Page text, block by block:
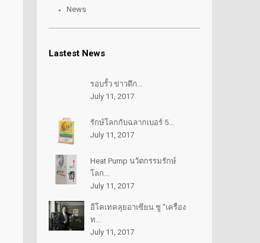
News
Lastest News
รอบรั้ว ข่าวดึก...
July 11, 2017
รักษ์โลกกับฉลากเบอร์ 5...
July 11, 2017
Heat Pump นวัตกรรมรักษ์
โลก...
July 11, 2017
อีโคเทคลุยอาเซียน ชู "เครื่อง
ท...
July 11, 2017